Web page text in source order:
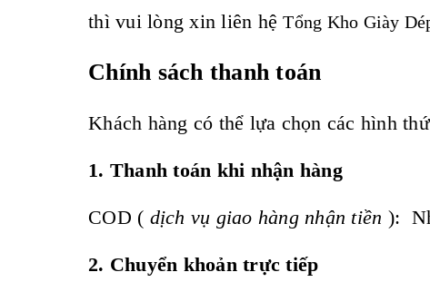
thì vui lòng xin liên hệTổng Kho Giày
Chính sách thanh toán
Khách hàng có thể lựa chọn các hình
1. Thanh toán khi nhận hàng
COD ( dịch vụ giao hàng nhận tiền ):
2. Chuyển khoản trực tiếp